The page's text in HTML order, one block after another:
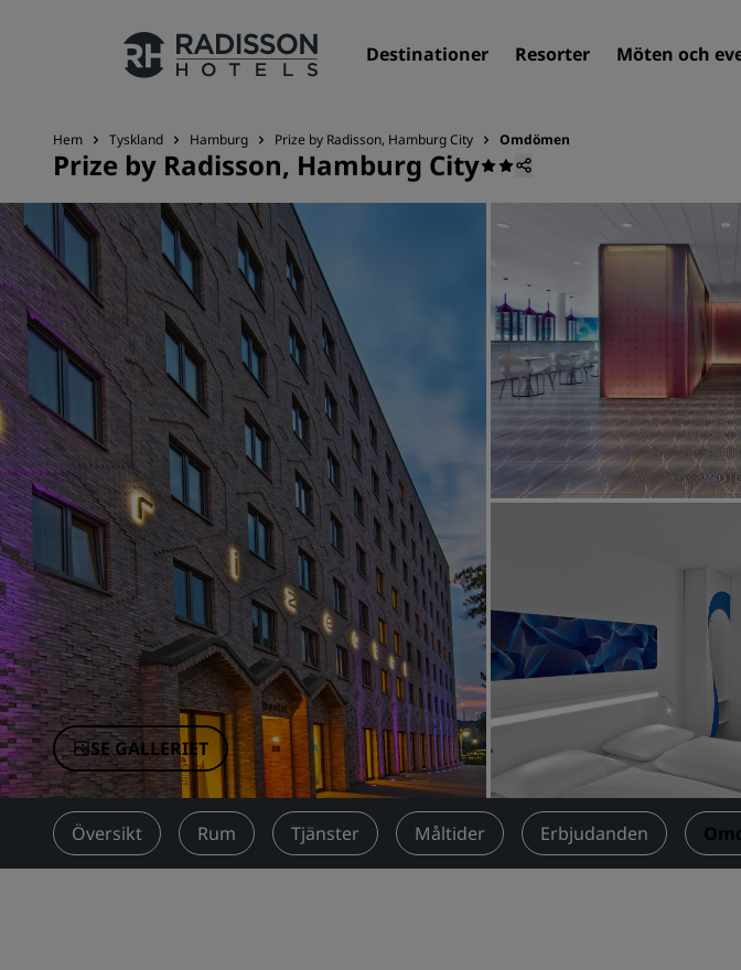
Destinationer Resorter Möten och
Våra märken
Radisson Hotels varumärken
Närstående företag i Kina
Hem Tyskland Hamburg Prize by Radisson, Hamburg City Omdömen
Prize by Radisson, Hamburg City
SE GALLERIET
Översikt Rum Tjänster Måltider Erbjudanden